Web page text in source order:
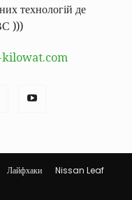
технологій де
)))
Лайфхаки
Nissan Leaf